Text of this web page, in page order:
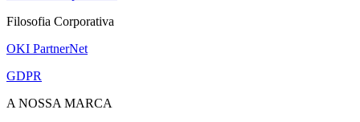
Filosofia Corporativa
OKI PartnerNet
GDPR
A NOSSA MARCA